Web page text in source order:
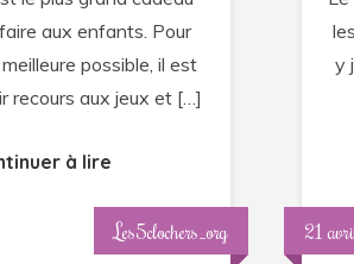
aux enfants. Pour
possible, il est
recours aux jeux et […]
à lire
Les5clochers_org
y
21